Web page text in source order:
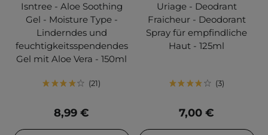
Isntree - Aloe Soothing
Gel - Moisture Type -
Linderndes und
feuchtigkeitsspendendes
Gel mit Aloe Vera - 150ml
21
8,99 €
Uriage - Deodrant
Fraicheur - Deodorant
Spray für empfindliche
Haut - 125ml
3
7,00 €